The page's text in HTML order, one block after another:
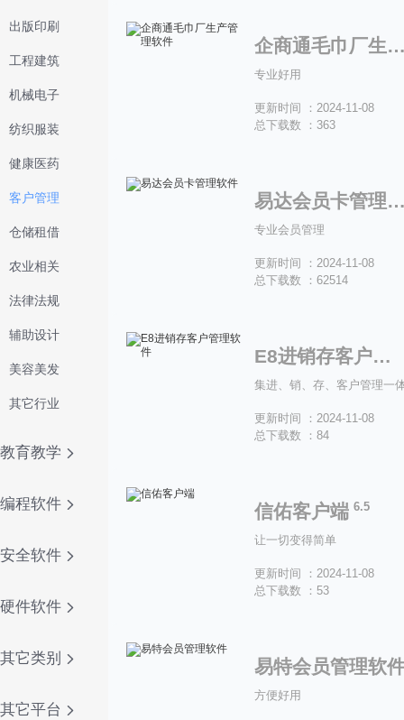
出版印刷
工程建筑
机械电子
纺织服装
健康医药
客户管理
仓储租借
农业相关
法律法规
辅助设计
美容美发
其它行业
教育教学
编程软件
安全软件
硬件软件
其它类别
其它平台
企商通毛巾厂生产
专业好用
更新时间 ：2024-11-08
总下载数 ：363
易达会员卡管
专业会员管理
更新时间 ：2024-11-08
总下载数 ：62514
E8进销存客户管理软件
更新时间 ：2024-11-08
总下载数 ：84
信佑客户端 6.5
让一切变得简单
更新时间 ：2024-11-08
总下载数 ：53
易特会员管理软
方便好用